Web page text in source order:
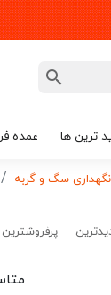
ترین ها عمده
سگ و گربه
پرفروشترین